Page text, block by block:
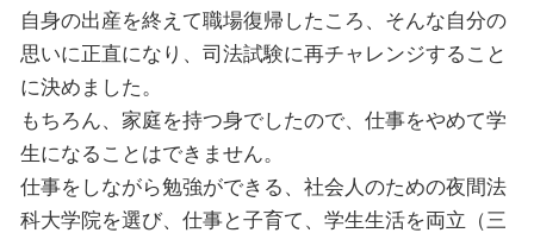
自身の出産を終えて職場復帰したころ、そんな自分の
思いに正直になり、司法試験に再チャレンジすること
に決めました。
もちろん、家庭を持つ身でしたので、仕事をやめて学
生になることはできません。
仕事をしながら勉強ができる、社会人のための夜間法
科大学院を選び、仕事と子育て、学生生活を両立（三